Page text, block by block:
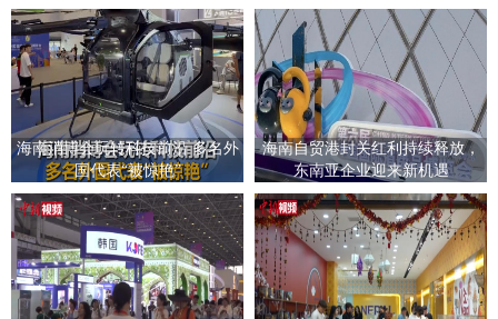
海南消博会玩转科技前沿 多名外
国代表“被惊艳”
海南自贸港封关红利持续释放，
东南亚企业迎来新机遇